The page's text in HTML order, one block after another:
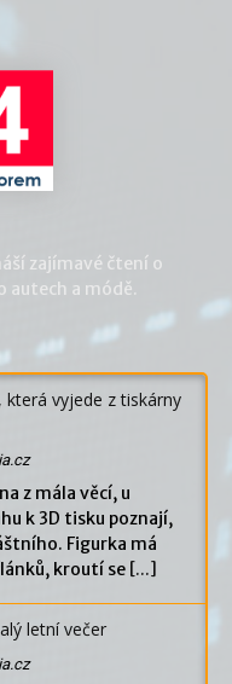
zajímavé čtení o
autech a módě.
která vyjede z tiskárny
z mála věcí, u
k 3D tisku poznají,
Figurka má
kroutí se [...]
letní večer